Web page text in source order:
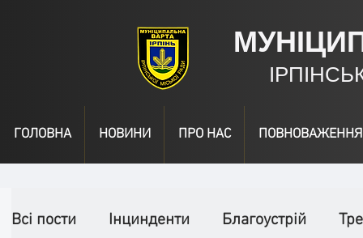
ГОЛОВНА НОВИНИ ПРО НАС ПОВНОВАЖЕННЯ
Всі пости Інцинденти Благоустрій